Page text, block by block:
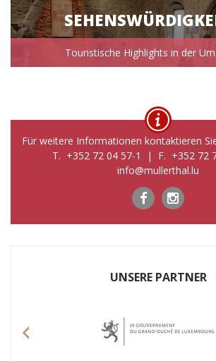
Touristische Highlights in der
Für weitere Informationen kontaktieren
T. +352 72 04 57-1 | F. +352 72
info@mullerthal.lu
UNSERE PARTNER